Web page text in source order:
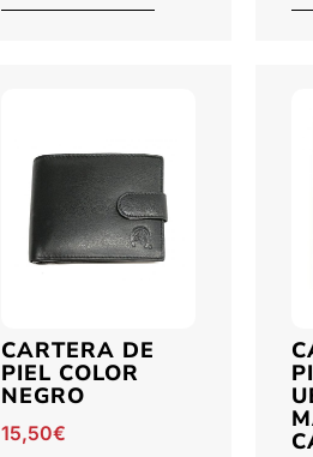
CARTERA DE
PIEL COLOR
NEGRO
15,50€